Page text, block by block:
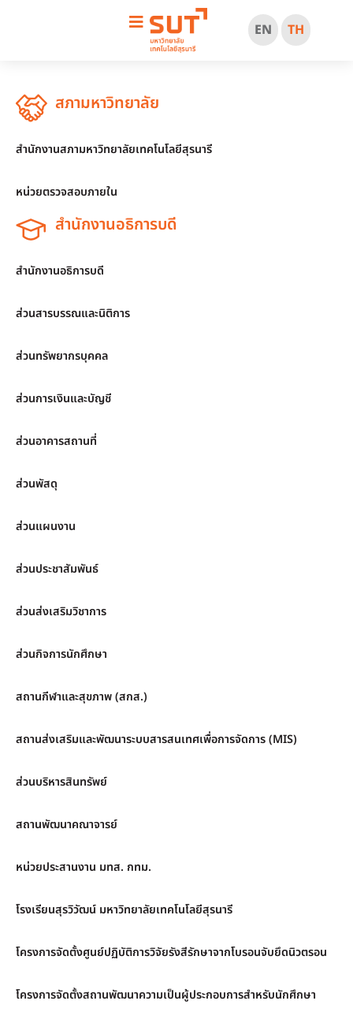
EN TH
สภามหาวิทยาลัย
สำนักงานสภามหาวิทยาลัยเทคโนโลยีสุรนารี
หน่วยตรวจสอบภายใน
สำนักงานอธิการบดี
สำนักงานอธิการบดี
ส่วนสารบรรณและนิติการ
ส่วนทรัพยากรบุคคล
ส่วนการเงินและบัญชี
ส่วนอาคารสถานที่
ส่วนพัสดุ
ส่วนแผนงาน
ส่วนประชาสัมพันธ์
ส่วนส่งเสริมวิชาการ
ส่วนกิจการนักศึกษา
สถานกีฬาและสุขภาพ (สกส.)
สถานส่งเสริมและพัฒนาระบบสารสนเทศเพื่อการจัดการ (MIS)
ส่วนบริหารสินทรัพย์
สถานพัฒนาคณาจารย์
หน่วยประสานงาน มทส. กทม.
โรงเรียนสุรวิวัฒน์ มหาวิทยาลัยเทคโนโลยีสุรนารี
โครงการจัดตั้งศูนย์ปฏิบัติการวิจัยรังสีรักษาจากโบรอนจับยึดนิวตรอน
โครงการจัดตั้งสถานพัฒนาความเป็นผู้ประกอบการสำหรับนักศึกษา